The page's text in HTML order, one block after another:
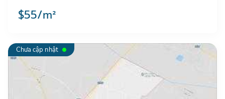
$55/m²
Chưa cập nhật